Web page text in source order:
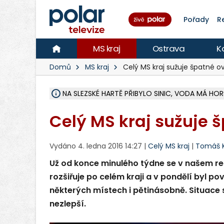
Pořady
MS kraj Ostrava
Domů MS kraj Celý MS kraj sužuje špatné
NA SLEZSKÉ HARTĚ PŘIBYLO SINIC, VODA MÁ
Celý MS kraj sužuje
Vydáno 4. ledna 2016 14:27 | Celý MS kraj | Tomáš
Už od konce minulého týdne se v našem
rozšiřuje po celém kraji a v pondělí byl
některých místech i pětinásobně. Situace
nezlepší.